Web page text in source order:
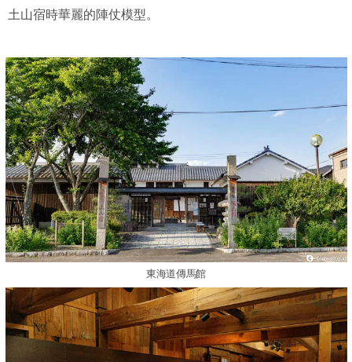
土山宿時華麗的陣仗模型。
東海道傳馬館